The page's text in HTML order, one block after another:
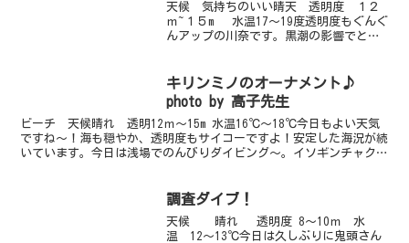
天候 気持ちのいい晴天 透明度 １２
ｍ~１５m 水温17〜19度透明度もぐんぐ
んアップの川奈です。黒潮の影響でとっ
だしビーチにはまたまたダンゴウオ登
場！！です。ODA...
キリンミノのオーナメント♪
photo by 高子先生
ビーチ 天候晴れ 透明12ｍ～15m 水温16℃～18℃今日もよい天気
ですね～！海も穏やか、透明度もサイコーですよ！安定した海況が続
いています。今日は浅場でのんびりダイビング～。イソギンチャクに
調査ダイブ！
天候 晴れ 透明度 8～10ｍ 水
温 12～13℃今日は久しぶりに鬼頭さん